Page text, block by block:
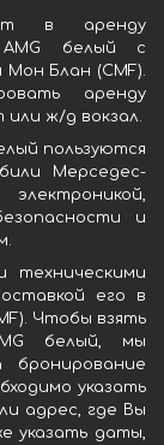
в аренду
белый с
Блан (CMF).
аренду
ж/д вокзал.
пользуются
Мерседес-
и
техническими
его в
Чтобы взять
белый, мы
указать
адрес, где Вы
указать даты,